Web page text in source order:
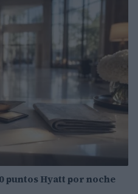
puntos Hyatt por noche